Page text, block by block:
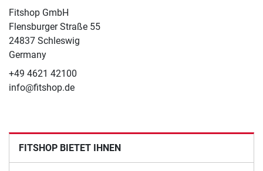
Fitshop GmbH
Flensburger Straße 55
24837 Schleswig
Germany
+49 4621 42100
info@fitshop.de
FITSHOP BIETET IHNEN